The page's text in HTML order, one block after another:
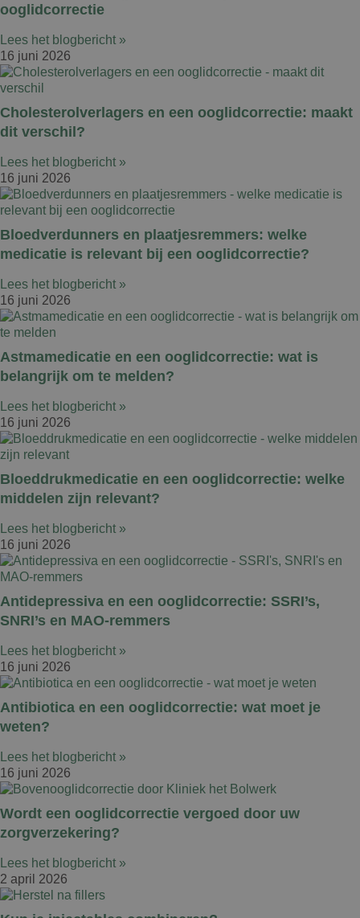
ooglidcorrectie
Lees het blogbericht »
16 juni 2026
Cholesterolverlagers en een ooglidcorrectie: maakt
dit verschil?
Lees het blogbericht »
16 juni 2026
Bloedverdunners en plaatjesremmers: welke
medicatie is relevant bij een ooglidcorrectie?
Lees het blogbericht »
16 juni 2026
Astmamedicatie en een ooglidcorrectie: wat is
belangrijk om te melden?
Lees het blogbericht »
16 juni 2026
Bloeddrukmedicatie en een ooglidcorrectie: welke
middelen zijn relevant?
Lees het blogbericht »
16 juni 2026
Antidepressiva en een ooglidcorrectie: SSRI’s,
SNRI’s en MAO-remmers
Lees het blogbericht »
16 juni 2026
Antibiotica en een ooglidcorrectie: wat moet je
weten?
Lees het blogbericht »
16 juni 2026
Wordt een ooglidcorrectie vergoed door uw
zorgverzekering?
Lees het blogbericht »
2 april 2026